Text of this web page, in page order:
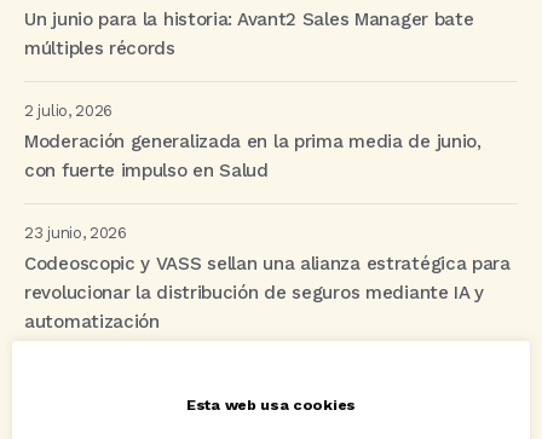
Un junio para la historia: Avant2 Sales Manager bate
múltiples récords
2 julio, 2026
Moderación generalizada en la prima media de junio,
con fuerte impulso en Salud
23 junio, 2026
Codeoscopic y VASS sellan una alianza estratégica para
revolucionar la distribución de seguros mediante IA y
automatización
Esta web usa cookies